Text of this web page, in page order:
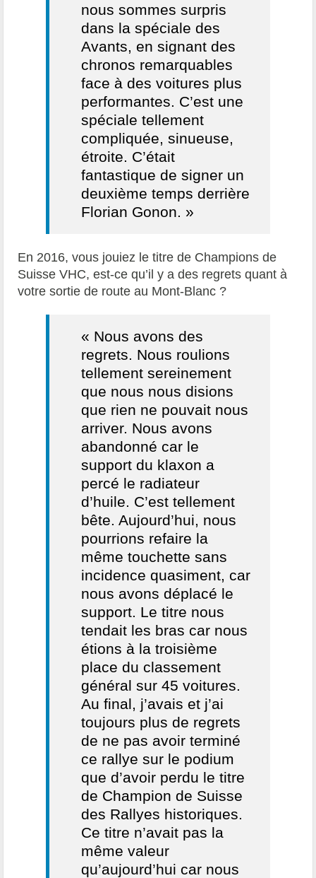
nous sommes surpris
dans la spéciale des
Avants, en signant des
chronos remarquables
face à des voitures plus
performantes. C’est une
spéciale tellement
compliquée, sinueuse,
étroite. C’était
fantastique de signer un
deuxième temps derrière
Florian Gonon. »
En 2016, vous jouiez le titre de Champions de
Suisse VHC, est-ce qu’il y a des regrets quant à
votre sortie de route au Mont-Blanc ?
« Nous avons des
regrets. Nous roulions
tellement sereinement
que nous nous disions
que rien ne pouvait nous
arriver. Nous avons
abandonné car le
support du klaxon a
percé le radiateur
d’huile. C’est tellement
bête. Aujourd’hui, nous
pourrions refaire la
même touchette sans
incidence quasiment, car
nous avons déplacé le
support. Le titre nous
tendait les bras car nous
étions à la troisième
place du classement
général sur 45 voitures.
Au final, j’avais et j’ai
toujours plus de regrets
de ne pas avoir terminé
ce rallye sur le podium
que d’avoir perdu le titre
de Champion de Suisse
des Rallyes historiques.
Ce titre n’avait pas la
même valeur
qu’aujourd’hui car nous